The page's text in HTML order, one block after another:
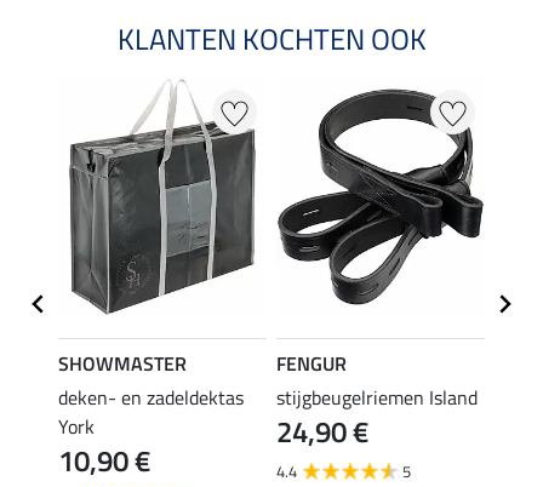
KLANTEN KOCHTEN OOK
SHOWMASTER
deken- en zadeldektas
York
10,90 €
FENGUR
stijgbeugelriemen Island
24,90 €
4.4 5